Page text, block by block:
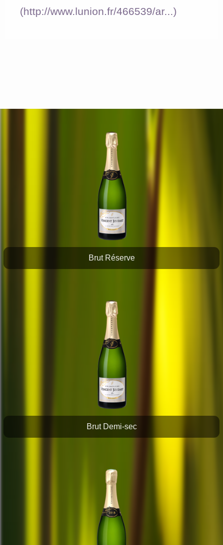
(http://www.lunion.fr/466539/ar...)
Brut Réserve
Brut Demi-sec